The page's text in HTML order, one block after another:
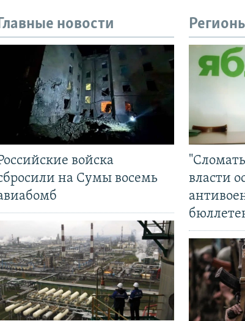
новости
войска
на Сумы восемь
власти